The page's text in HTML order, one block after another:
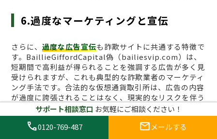
6.過度なマーケティングと宣伝
さらに、 過度な広告宣伝も詐欺サイトに共通する特徴で
す。BaillieGiffordCapital偽（bailiesvip.com）は、
短期間で高利益が得られることを強調する広告が多く見
受けられますが、これも典型的な詐欺業者のマーケティ
ング手法です。合法的な仮想通貨取引所は、広告の内容
が過度に誇張されることはなく、現実的なリスクを伴う
取引であることを明確に伝えています。
サポート相談窓口 お気軽にご相談ください！
call0120-769-487 mail メールする